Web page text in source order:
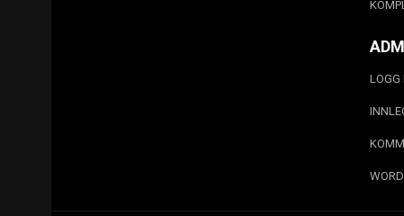
LOGG